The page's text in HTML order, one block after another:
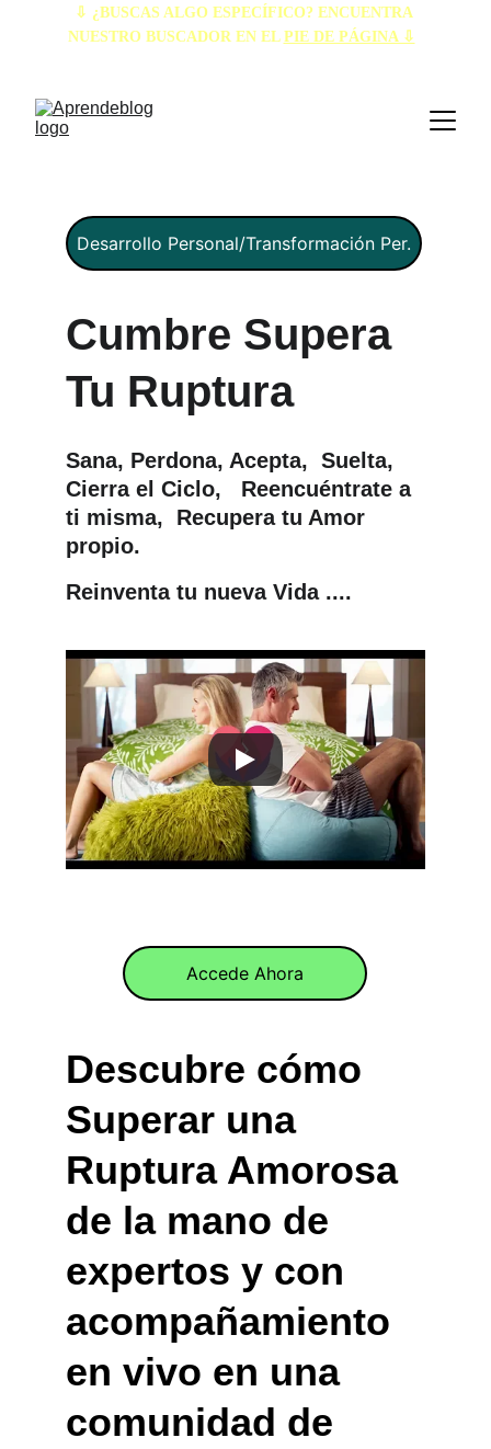
⇩ ¿BUSCAS ALGO ESPECÍFICO? ENCUENTRA
NUESTRO BUSCADOR EN EL PIE DE PÁGINA ⇩
Descubre cómo
Superar una
Ruptura Amorosa
de la mano de
expertos y con
acompañamiento
en vivo en una
comunidad de
Cumbre Supera
Tu Ruptura
Sana, Perdona, Acepta,  Suelta,
Cierra el Ciclo,   Reencuéntrate a
ti misma,  Recupera tu Amor
propio.
Reinventa tu nueva Vida ....
Accede Ahora
Desarrollo Personal/Transformación Per.